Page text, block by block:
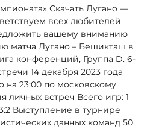
Скачать Лугано —
всех любителей
вашему вниманию
матча Лугано – Бешикташ в
конференций, Группа D. 6-
14 декабря 2023 года
на 23:00 по московскому
личных встреч Всего игр: 1
Выступление в турнире
данных команд 50.